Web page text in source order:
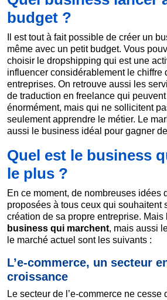
budget ?
Il est tout à fait possible de créer un
même avec un petit budget. Vous
choisir le dropshipping qui est une
influencer considérablement le chiffre
entreprises. On retrouve aussi les
de traduction en freelance qui
énormément, mais qui ne sollicitent
seulement apprendre le métier. Le
aussi le business idéal pour gagner
Quel est le business
le plus ?
En ce moment, de nombreuses idées
proposées à tous ceux qui souhaitent
création de sa propre entreprise. Mais
business qui marchent, mais aussi
le marché actuel sont les suivants :
L’e-commerce, un secteur
croissance
Le secteur de l’e-commerce ne cesse